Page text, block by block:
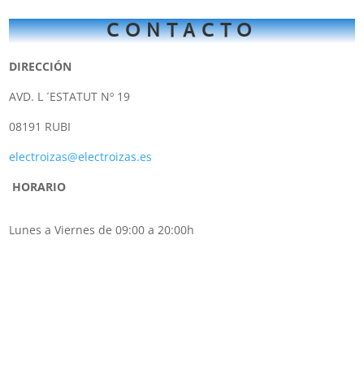
CONTACTO
DIRECCIÓN
AVD. L ´ESTATUT Nº 19
08191 RUBI
electroizas@electroizas.es
HORARIO
Lunes a Viernes de 09:00 a 20:00h